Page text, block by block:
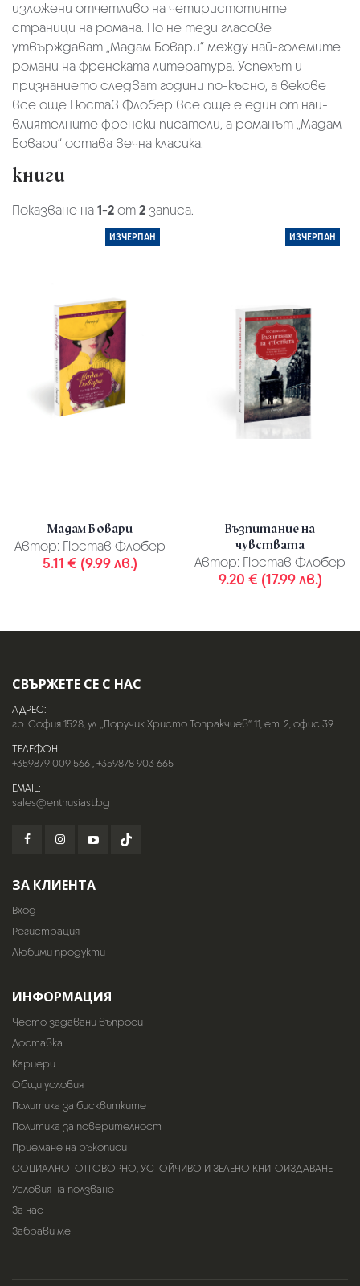
изложени отчетливо на четиристотинте
страници на романа. Но не тези гласове
утвърждават „Мадам Бовари“ между най-големите
романи на френската литература. Успехът и
признанието следват години по-късно, а векове
все още Гюстав Флобер все още е един от най-
влиятелните френски писатели, а романът „Мадам
Бовари“ остава вечна класика.
книги
Показване на1-2от2записа.
ИЗЧЕРПАН
Мадам Бовари
Автор: Гюстав Флобер
5.11 € (9.99 лв.)
ИЗЧЕРПАН
Възпитание на
чувствата
Автор: Гюстав Флобер
9.20 € (17.99 лв.)
СВЪРЖЕТЕ СЕ С НАС
АДРЕС:
гр. София 1528, ул. „Поручик Христо Топракчиев“ 11, ет. 2, офис 39
ТЕЛЕФОН:
+359879 009 566,+359878 903 665
EMAIL:
sales@enthusiast.bg
ЗА КЛИЕНТА
Вход
Регистрация
Любими продукти
ИНФОРМАЦИЯ
Често задавани въпроси
Доставка
Кариери
Общи условия
Политика за бисквитките
Политика за поверителност
Приемане на ръкописи
СОЦИАЛНО-ОТГОВОРНО, УСТОЙЧИВО И ЗЕЛЕНО КНИГОИЗДАВАНЕ
Условия на ползване
За нас
Забрави ме